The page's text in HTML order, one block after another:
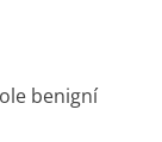
benigní